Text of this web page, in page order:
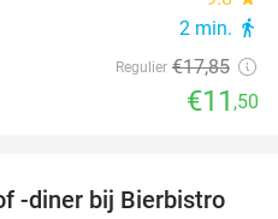
2 min. directions_walk
Regulier €17,85
€11 ,50
41%
-diner bij Bierbistro